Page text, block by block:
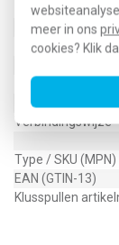
meer in ons
cookies? Klik
Materiaal
Materiaal
Klem geïsoleerd
Klemopening
Verbindingswijze
Type / SKU (MPN)
EAN (GTIN-13)
Klusspullen